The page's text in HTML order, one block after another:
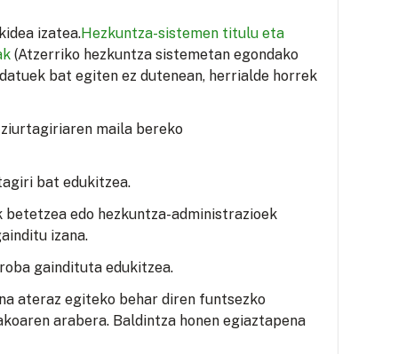
izatea.Hezkuntza-sistemen titulu eta
(Atzerriko hezkuntza sistemetan egondako
bat egiten ez dutenean, herrialde horrek
maila bereko
bat edukitzea.
edo hezkuntza-administrazioek
izana.
gaindituta edukitzea.
ateraz egiteko behar diren funtsezko
arabera. Baldintza honen egiaztapena